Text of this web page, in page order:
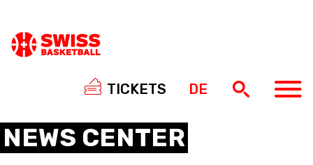
TICKETS DE
NEWS CENTER